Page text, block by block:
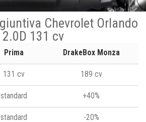
Chevrolet Orlando
2.0D 131 cv
Prima DrakeBox Monza
131 cv 189 cv
standard +40%
standard -20%